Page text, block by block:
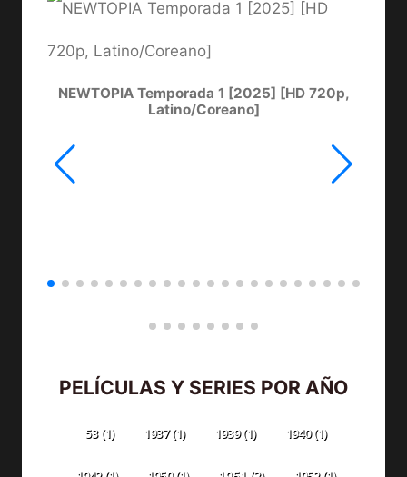
NEWTOPIA Temporada 1 [2025] [HD 720p,
Latino/Coreano]
PELÍCULAS Y SERIES POR AÑO
53(1) 1937(1) 1939(1) 1940(1)